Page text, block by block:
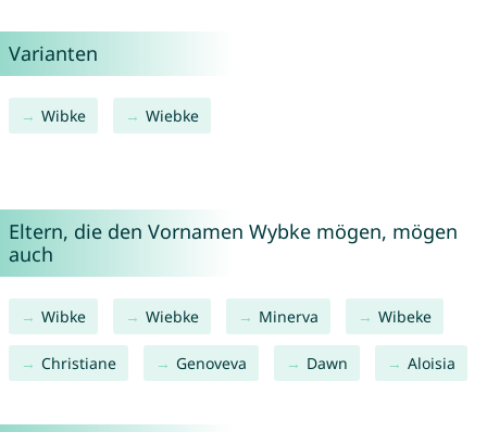
Varianten
Wibke Wiebke
Eltern, die den Vornamen Wybke mögen, mögen
auch
Wibke Wiebke Minerva Wibeke
Christiane Genoveva Dawn Aloisia